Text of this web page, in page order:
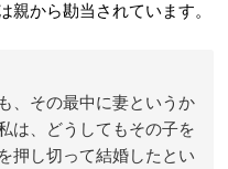
から勘当されています。
、その最中に妻というか
は、どうしてもその子を
押し切って結婚したとい